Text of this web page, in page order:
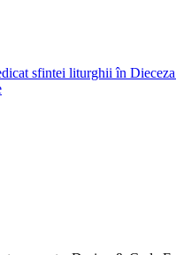
sfintei liturghii în Dieceza